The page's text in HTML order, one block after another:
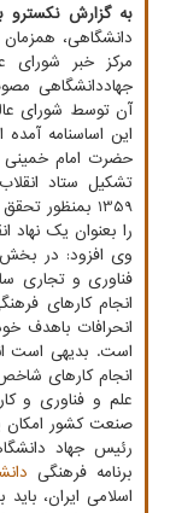
به گزارش نکسترو
دانشگاهی، همزمان
مرکز خبر شورای
آن توسط شورای
این اساسنامه
1359 بمنظور
را بعنوان یک نهاد
وی افزود: در بخش
فناوری و تجاری
انجام کارهای
انحرافات باهدف
است. بدیهی است
انجام کارهای
علم و فناوری و
صنعت کشور امکان
رئیس جهاد
برنامه فرهنگی
اسلامی ایران،